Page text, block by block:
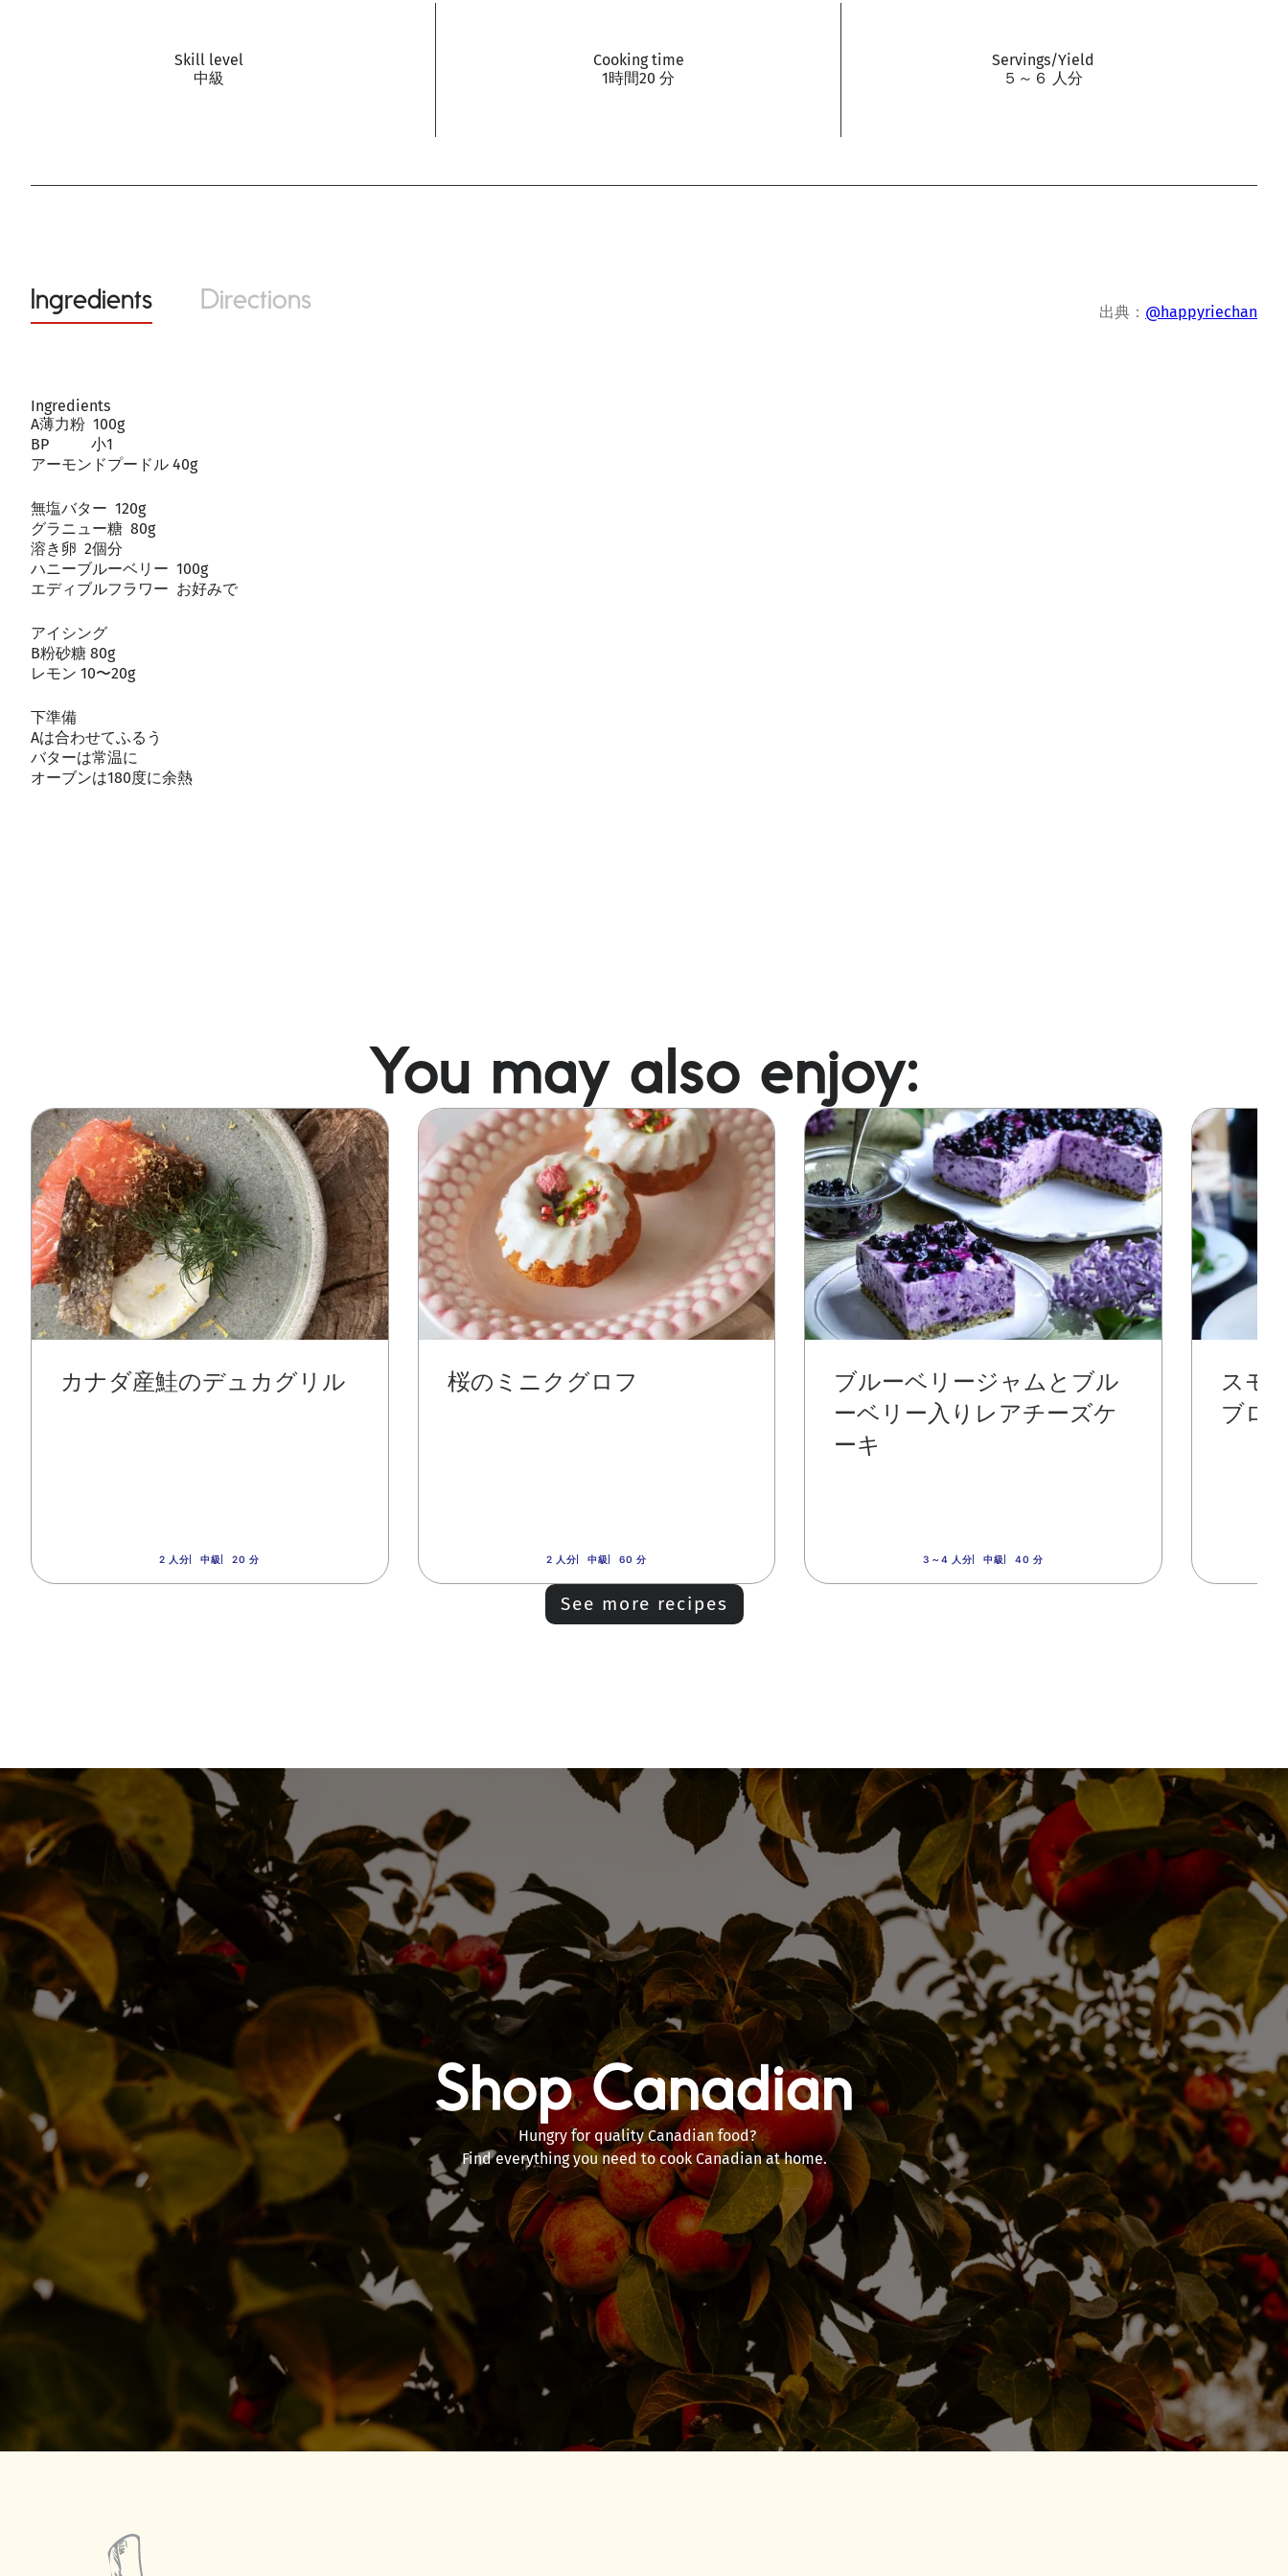
Skill level
中級
Cooking time
1時間20 分
Servings/Yield
５～６ 人分
Ingredients Directions
Ingredients
A薄力粉 100g
BP 小1
アーモンドプードル 40g
無塩バター 120g
グラニュー糖 80g
溶き卵 2個分
ハニーブルーベリー 100g
エディブルフラワー お好みで
アイシング
B粉砂糖 80g
レモン 10〜20g
下準備
Aは合わせてふるう
バターは常温に
オーブンは180度に余熱
出典： @happyriechan
You may also enjoy:
Image
カナダ産鮭のデュカグリル
2 人分 中級 20 分
Image
桜のミニクグロフ
2 人分 中級 60 分
Image
ブルーベリージャムとブル
ーベリー入りレアチーズケ
ーキ
3～4 人分 中級 40 分
Image
スモ
ブロ
See more recipes
Shop Canadian
Hungry for quality Canadian food?
Find everything you need to cook Canadian at home.